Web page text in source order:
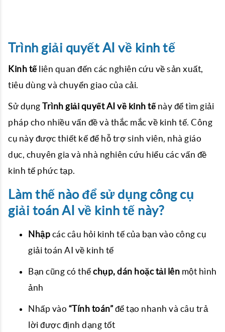
Trình giải quyết AI về kinh tế
Kinh tếliên quan đến các nghiên cứu về sản xuất,
tiêu dùng và chuyển giao của cải.
Sử dụng Trình giải quyết AI về kinh tếnày để tìm giải
pháp cho nhiều vấn đề và thắc mắc về kinh tế. Công
cụ này được thiết kế để hỗ trợ sinh viên, nhà giáo
dục, chuyên gia và nhà nghiên cứu hiểu các vấn đề
kinh tế phức tạp.
Làm thế nào để sử dụng công cụ
giải toán AI về kinh tế này?
Nhập các câu hỏi kinh tế của bạn vào công cụ
giải toán AI về kinh tế
Bạn cũng có thể chụp, dán hoặc tải lên một hình
ảnh
Nhấp vào “Tính toán”để tạo nhanh và câu trả
lời được định dạng tốt